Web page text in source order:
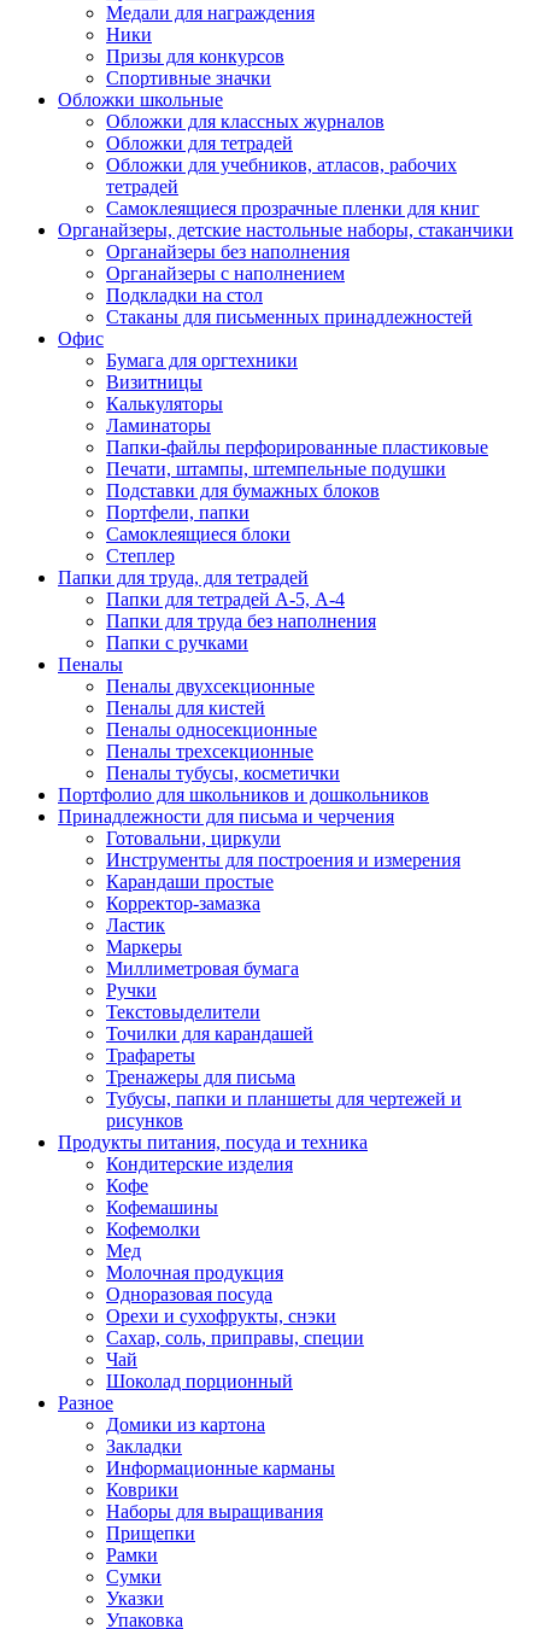
Медали для награждения
Ники
Призы для конкурсов
Спортивные значки
Обложки школьные
Обложки для классных журналов
Обложки для тетрадей
Обложки для учебников, атласов, рабочих
тетрадей
Самоклеящиеся прозрачные пленки для книг
Органайзеры, детские настольные наборы, стаканчики
Органайзеры без наполнения
Органайзеры с наполнением
Подкладки на стол
Стаканы для письменных принадлежностей
Офис
Бумага для оргтехники
Визитницы
Калькуляторы
Ламинаторы
Папки-файлы перфорированные пластиковые
Печати, штампы, штемпельные подушки
Подставки для бумажных блоков
Портфели, папки
Самоклеящиеся блоки
Степлер
Папки для труда, для тетрадей
Папки для тетрадей А-5, А-4
Папки для труда без наполнения
Папки с ручками
Пеналы
Пеналы двухсекционные
Пеналы для кистей
Пеналы односекционные
Пеналы трехсекционные
Пеналы тубусы, косметички
Портфолио для школьников и дошкольников
Принадлежности для письма и черчения
Готовальни, циркули
Инструменты для построения и измерения
Карандаши простые
Корректор-замазка
Ластик
Маркеры
Миллиметровая бумага
Ручки
Текстовыделители
Точилки для карандашей
Трафареты
Тренажеры для письма
Тубусы, папки и планшеты для чертежей и
рисунков
Продукты питания, посуда и техника
Кондитерские изделия
Кофе
Кофемашины
Кофемолки
Мед
Молочная продукция
Одноразовая посуда
Орехи и сухофрукты, снэки
Сахар, соль, приправы, специи
Чай
Шоколад порционный
Разное
Домики из картона
Закладки
Информационные карманы
Коврики
Наборы для выращивания
Прищепки
Рамки
Сумки
Указки
Упаковка